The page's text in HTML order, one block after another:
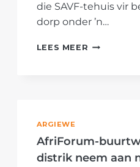
die SAVF-tehuis vir
dorp onder ’n…
LEES MEER AFRIFORUM
NÁ
ARGIEWE
AfriForum-
distrik neem aan